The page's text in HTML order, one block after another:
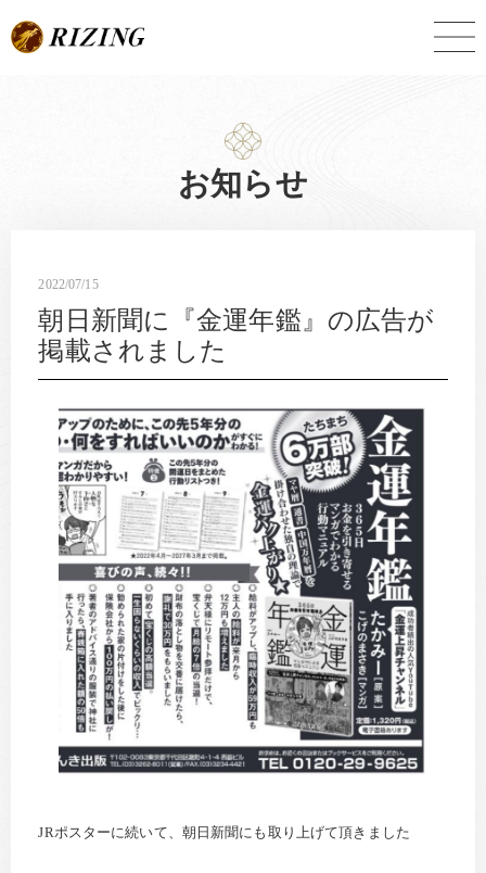
to
お知らせ
2022/07/15
朝日新聞に『金運年鑑』の広告が
掲載されました
JRポスターに続いて、朝日新聞にも取り上げて頂きました